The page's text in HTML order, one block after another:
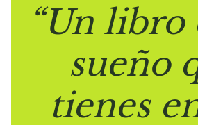
“Un libro
sueño
tienes